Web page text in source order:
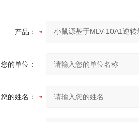
产品：
您的单位：
您的姓名：